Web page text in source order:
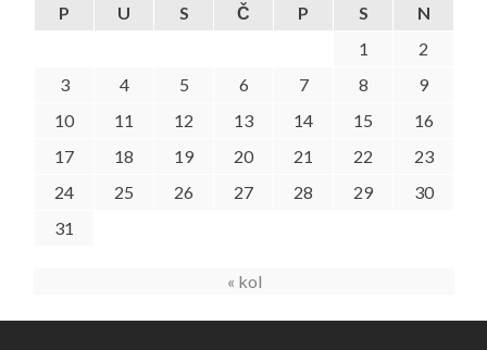
P U S Č P S
N
1
2
3
4 5 6 7 8
9
10
11 12 13 14 15
16
17
18 19 20 21 22
23
24
25 26 27 28 29
30
31
« kol